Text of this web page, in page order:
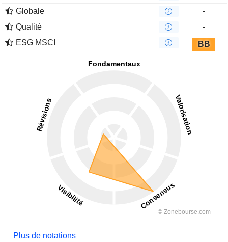
Globale
-
Qualité
-
ESG MSCI
BB
Plus de notations